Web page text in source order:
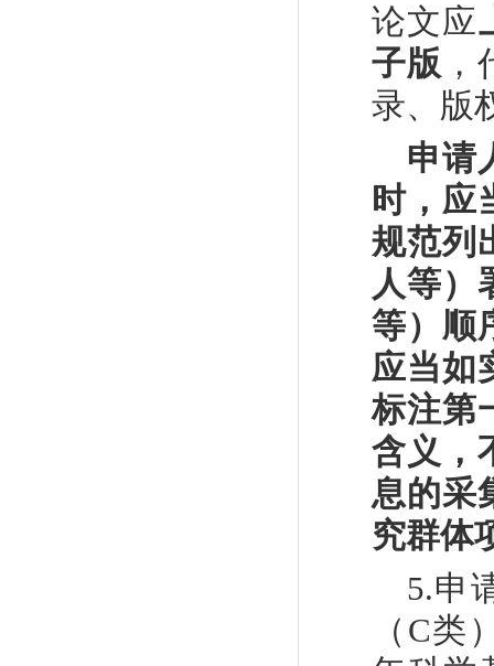
论文应
子版
录、版
申请
时，应
规范列
人等）
等）顺
应当如
标注第
含义，
息的采
究群体
5.申
（ C类